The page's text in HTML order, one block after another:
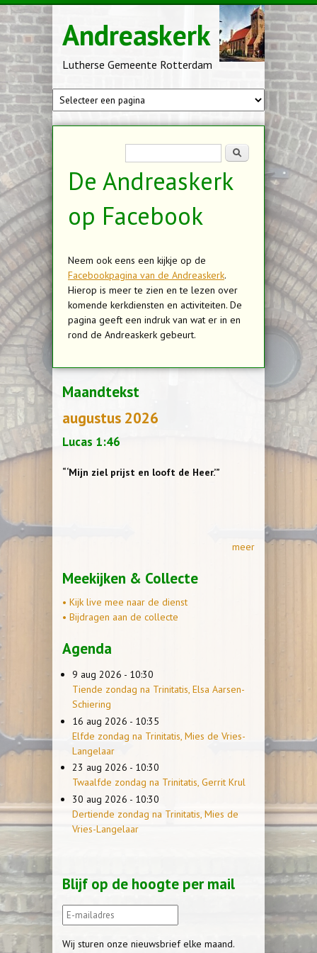
Overslaan en naar de inhoud gaan
Andreaskerk
Lutherse Gemeente Rotterdam
Zoeken
De Andreaskerk
op Facebook
Neem ook eens een kijkje op de
Facebookpagina van de Andreaskerk.
Hierop is meer te zien en te lezen over
komende kerkdiensten en activiteiten. De
pagina geeft een indruk van wat er in en
rond de Andreaskerk gebeurt.
Maandtekst
augustus 2026
Lucas 1:46
“‘Mijn ziel prijst en looft de Heer.’”
meer
Meekijken & Collecte
• Kijk live mee naar de dienst
• Bijdragen aan de collecte
Agenda
9 aug 2026 - 10:30
Tiende zondag na Trinitatis, Elsa Aarsen-
Schiering
16 aug 2026 - 10:35
Elfde zondag na Trinitatis, Mies de Vries-
Langelaar
23 aug 2026 - 10:30
Twaalfde zondag na Trinitatis, Gerrit Krul
30 aug 2026 - 10:30
Dertiende zondag na Trinitatis, Mies de
Vries-Langelaar
Blijf op de hoogte per mail
Wij sturen onze nieuwsbrief elke maand.